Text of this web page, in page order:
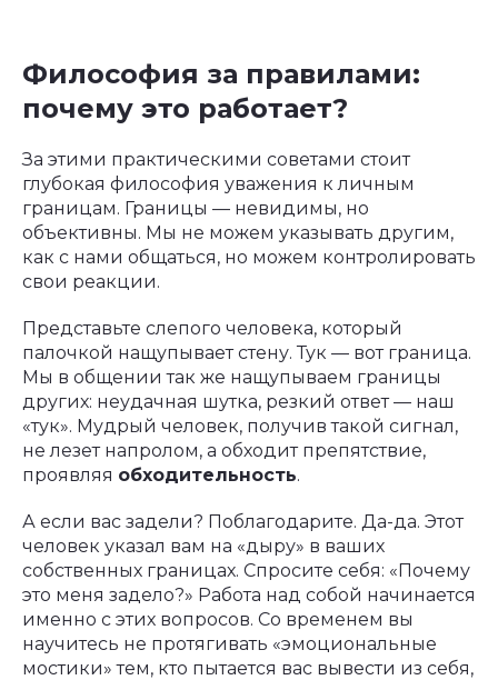
Философия за правилами:
почему это работает?
За этими практическими советами стоит
глубокая философия уважения к личным
границам. Границы — невидимы, но
объективны. Мы не можем указывать другим,
как с нами общаться, но можем контролировать
свои реакции.
Представьте слепого человека, который
палочкой нащупывает стену. Тук — вот граница.
Мы в общении так же нащупываем границы
других: неудачная шутка, резкий ответ — наш
«тук». Мудрый человек, получив такой сигнал,
не лезет напролом, а обходит препятствие,
проявляя обходительность.
А если вас задели? Поблагодарите. Да-да. Этот
человек указал вам на «дыру» в ваших
собственных границах. Спросите себя: «Почему
это меня задело?» Работа над собой начинается
именно с этих вопросов. Со временем вы
научитесь не протягивать «эмоциональные
мостики» тем, кто пытается вас вывести из себя,